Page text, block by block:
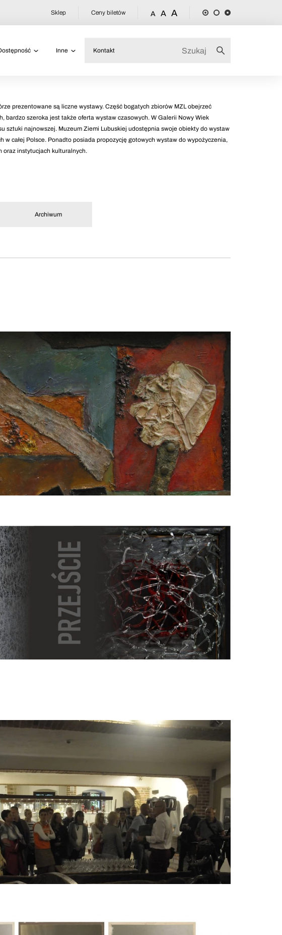
Sklep Ceny biletów A A A
Inne Kontakt
prezentowane są liczne wystawy. Część bogatych zbiorów MZL obejrzeć
bardzo szeroka jest także oferta wystaw czasowych. W Galerii Nowy Wiek
sztuki najnowszej. Muzeum Ziemi Lubuskiej udostępnia swoje obiekty do wystaw
w całej Polsce. Ponadto posiada propozycję gotowych wystaw do wypożyczenia,
oraz instytucjach kulturalnych.
Archiwum